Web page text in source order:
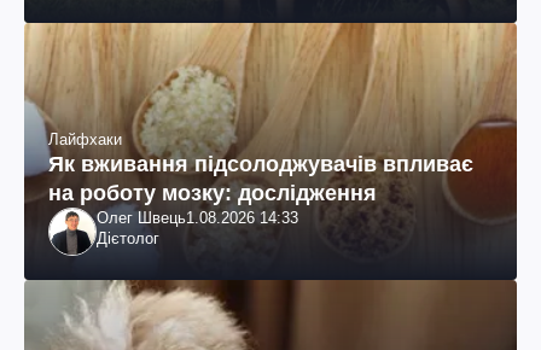
Лайфхаки
Як вживання підсолоджувачів впливає
на роботу мозку: дослідження
Олег Швець1.08.2026 14:33
Дієтолог